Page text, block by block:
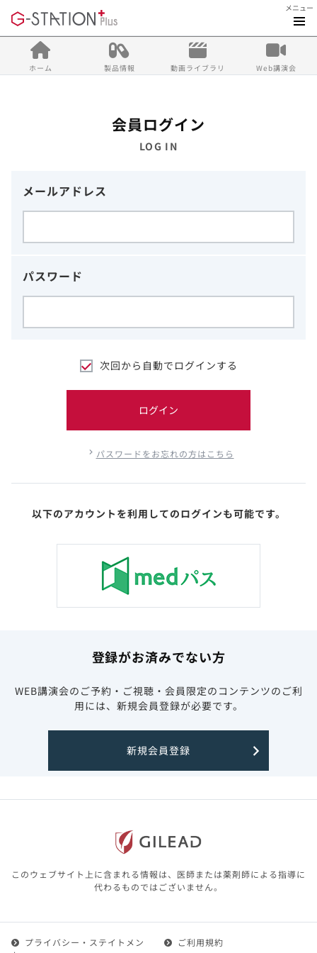
メニュー
ホーム 製品情報 動画ライブラリ Web講演会
会員ログイン
LOG IN
メールアドレス
パスワード
次回から自動でログインする
ログイン
パスワードをお忘れの方はこちら
以下のアカウントを利用してのログインも可能です。
登録がお済みでない方
WEB講演会のご予約・ご視聴・会員限定のコンテンツのご利
用には、新規会員登録が必要です。
新規会員登録
このウェブサイト上に含まれる情報は、医師または薬剤師による指導に
代わるものではございません。
プライバシー・ステイトメン
ご利用規約